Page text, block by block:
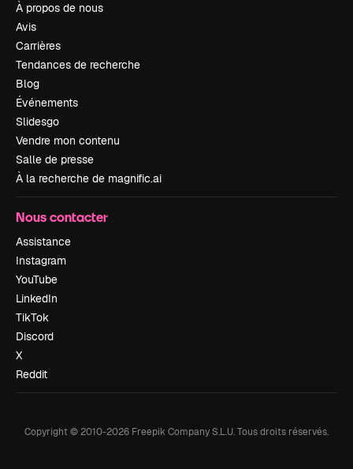
À propos de nous
Avis
Carrières
Tendances de recherche
Blog
Événements
Slidesgo
Vendre mon contenu
Salle de presse
À la recherche de magnific.ai
Nous contacter
Assistance
Instagram
YouTube
LinkedIn
TikTok
Discord
X
Reddit
Copyright © 2010-2026 Freepik Company S.L.U.Tous droits réservés.